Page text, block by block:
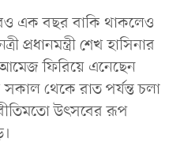
এক বছর বাকি থাকলেও
প্রধানমন্ত্রী শেখ হাসিনার
ফিরিয়ে এনেছেন
থেকে রাত পর্যন্ত চলা
রীতিমতো উৎসবের রূপ